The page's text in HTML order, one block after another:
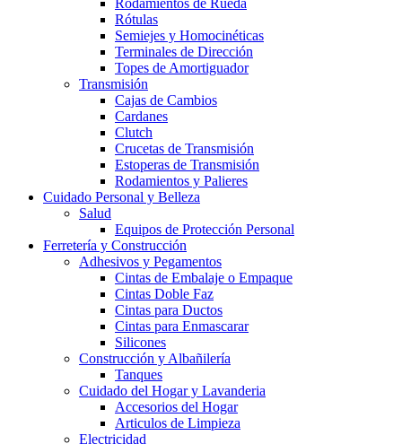
Rodamientos de Rueda
Rótulas
Semiejes y Homocinéticas
Terminales de Dirección
Topes de Amortiguador
Transmisión
Cajas de Cambios
Cardanes
Clutch
Crucetas de Transmisión
Estoperas de Transmisión
Rodamientos y Palieres
Cuidado Personal y Belleza
Salud
Equipos de Protección Personal
Ferretería y Construcción
Adhesivos y Pegamentos
Cintas de Embalaje o Empaque
Cintas Doble Faz
Cintas para Ductos
Cintas para Enmascarar
Silicones
Construcción y Albañilería
Tanques
Cuidado del Hogar y Lavanderia
Accesorios del Hogar
Articulos de Limpieza
Electricidad